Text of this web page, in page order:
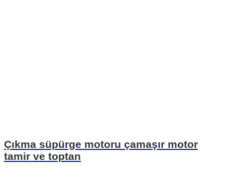
Çıkma süpürge motoru çamaşır motor
tamir ve toptan